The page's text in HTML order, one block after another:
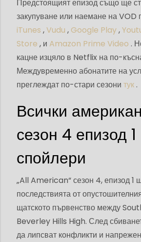
Предстоящият епизод също ще
закупуване или наемане на VOD
iTunes ,Vudu , Google Play,
Store , и Amazon Prime Video .
кацне изцяло в Netflix на по-
Междувременно абонатите на
преглеждат по-стари сезони тук.
Всички
сезон 4 епизод 1
спойлери
„All American“ сезон 4, епизод 1
последствията от
щатското първенство между
Beverley Hills High. След
да липсват конфликти и